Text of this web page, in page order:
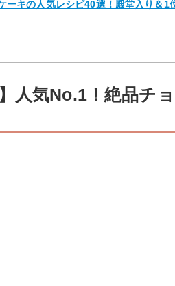
ーキの人気レシピ40選！殿堂入り＆
人気No.1！絶品チ